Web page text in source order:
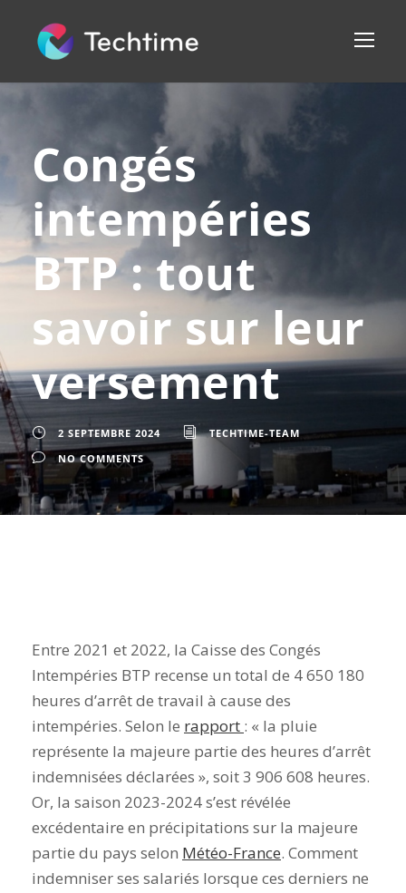
Congés
intempéries
BTP : tout
savoir sur leur
versement
2 SEPTEMBRE 2024
TECHTIME-TEAM
NO COMMENTS
Entre 2021 et 2022, la Caisse des Congés
Intempéries BTP recense un total de 4 650 180
heures d’arrêt de travail à cause des
intempéries. Selon le rapport : « la pluie
représente la majeure partie des heures d’arrêt
indemnisées déclarées », soit 3 906 608 heures.
Or, la saison 2023-2024 s’est révélée
excédentaire en précipitations sur la majeure
partie du pays selon Météo-France. Comment
indemniser ses salariés lorsque ces derniers ne